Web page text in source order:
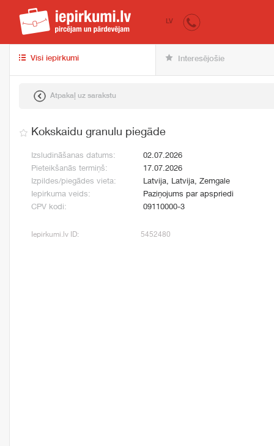
iepirkumi.lv
LV
Visi iepirkumi Interesējošie
Atpakaļ uz sarakstu
Kokskaidu granulu piegāde
Izsludināšanas datums:
02.07.2026
Pieteikšanās termiņš:
17.07.2026
Izpildes/piegādes vieta:
Latvija, Latvija, Zemgale
Iepirkuma veids:
Paziņojums par apspriedi
CPV kodi:
09110000-3
Iepirkumi.lv ID: 5452480